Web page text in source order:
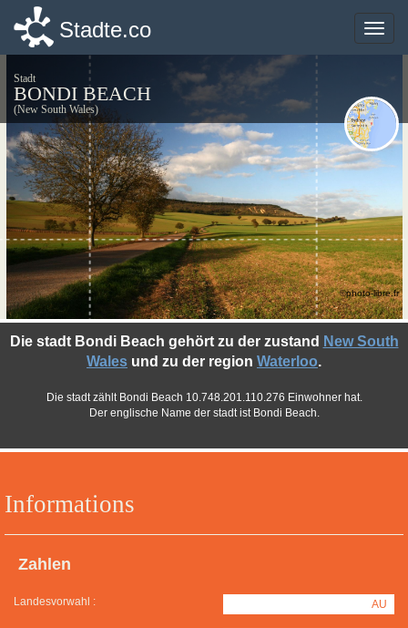
Toggle
Stadte.co
Stadt
BONDI BEACH
(New South Wales)
Informations
Zahlen
Landesvorwahl : AU
Die stadt Bondi Beach gehört zu der zustand New South
Wales und zu der region Waterloo.
Die stadt zählt Bondi Beach 10.748.201.110.276 Einwohner hat.
Der englische Name der stadt ist Bondi Beach.
©photo-libre.fr
Toggle
Stadte.co